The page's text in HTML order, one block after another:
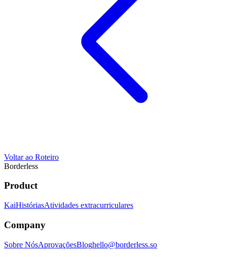
Voltar ao Roteiro
Borderless
Product
KaiHistóriasAtividades extracurriculares
Company
Sobre NósAprovaçõesBloghello@borderless.so